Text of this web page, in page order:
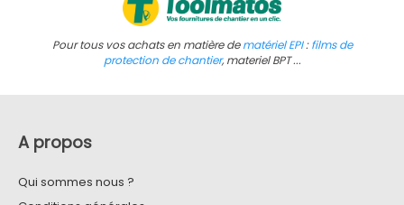
Pour tous vos achats en matière dematériel EPI:films de
protection de chantier, materiel BPT ...
A propos
Qui sommes nous ?